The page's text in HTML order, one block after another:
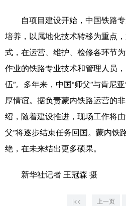
浙江 安徽
山东 河南
广东 广西
四川 贵州
陕西 甘肃
新疆 内蒙古
自项目建设开始，中国铁路专
培养，以属地化技术转移为重点
式，在运营、维护、检修各环节
作业的铁路专业技术和管理人员
伍”。多年来，中国“师父”与肯尼
厚情谊。据负责蒙内铁路运营的
绍，随着建设推进，现场工作将
父”将逐步结束任务回国。蒙内铁
绝，在未来结出更多硕果。
新华社记者 王冠森 摄
|<< 上一页